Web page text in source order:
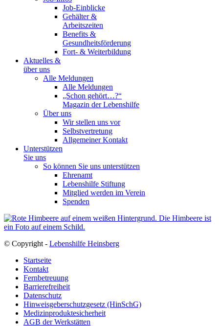
Job-Einblicke
Gehälter &
Arbeitszeiten
Benefits &
Gesundheitsförderung
Fort- & Weiterbildung
Aktuelles &
über uns
Alle Meldungen
Alle Meldungen
„Schon gehört…?“
Magazin der Lebenshilfe
Über uns
Wir stellen uns vor
Selbstvertretung
Allgemeiner Kontakt
Unterstützen
Sie uns
So können Sie uns unterstützen
Ehrenamt
Lebenshilfe Stiftung
Mitglied werden im Verein
Spenden
© Copyright - Lebenshilfe Heinsberg
Startseite
Kontakt
Fernbetreuung
Barrierefreiheit
Datenschutz
Hinweisgeberschutzgesetz (HinSchG)
Medizinproduktesicherheit
AGB der Werkstätten